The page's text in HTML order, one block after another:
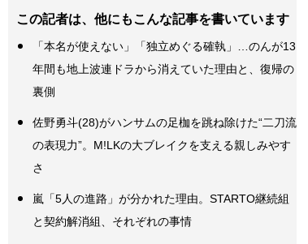
この記者は、他にもこんな記事を書いています
「本名が使えない」「独立めぐる確執」…のんが13
年間も地上波連ドラから消えていた理由と、復帰の
裏側
佐野勇斗(28)がハンサムの足枷を跳ね除けた“二刀流
の表現力”。M!LKの大ブレイクを支える親しみやす
さ
嵐「5人の進路」が分かれた理由。STARTO継続組
と契約解消組、それぞれの事情